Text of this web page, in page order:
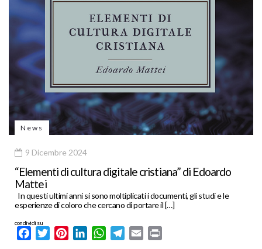
News
9 Dicembre 2024
“Elementi di cultura digitale cristiana” di Edoardo
Mattei
In questi ultimi anni si sono moltiplicati i documenti, gli studi e le
esperienze di coloro che cercano di portare il […]
condividi su
FacebookTwitterPinterestLinkedInWhatsApp
Telegram
Email